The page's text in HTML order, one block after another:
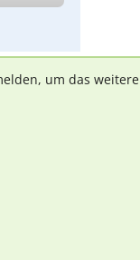
um das weitere